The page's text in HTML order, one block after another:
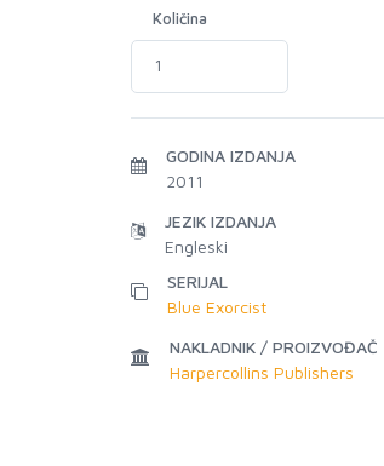
Količina
GODINA IZDANJA
2011
JEZIK IZDANJA
Engleski
SERIJAL
Blue Exorcist
NAKLADNIK / PROIZVOĐAČ
Harpercollins Publishers